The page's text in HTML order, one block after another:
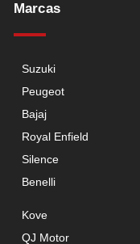
Marcas
Suzuki
Peugeot
Bajaj
Royal Enfield
Silence
Benelli
Kove
QJ Motor